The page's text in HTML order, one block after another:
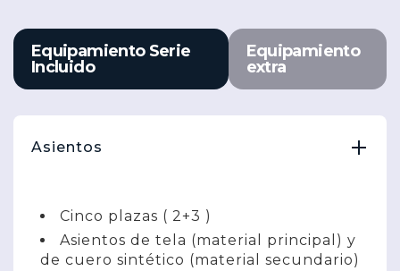
Equipamiento Serie
Incluido
Equipamiento
extra
Asientos
Cinco plazas ( 2+3 )
Asientos de tela (material principal) y
de cuero sintético (material secundario)